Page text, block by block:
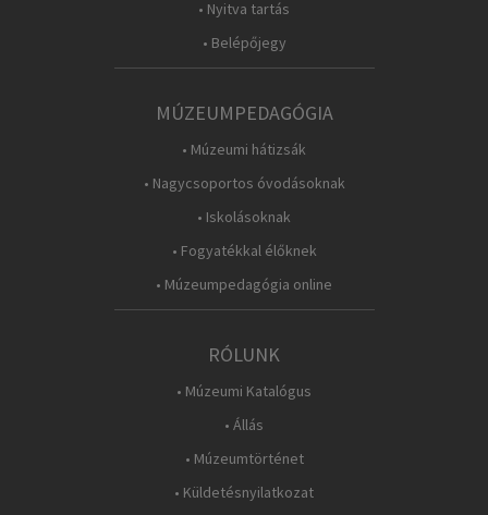
• Nyitva tartás
• Belépőjegy
MÚZEUMPEDAGÓGIA
• Múzeumi hátizsák
• Nagycsoportos óvodásoknak
• Iskolásoknak
• Fogyatékkal élőknek
• Múzeumpedagógia online
RÓLUNK
• Múzeumi Katalógus
• Állás
• Múzeumtörténet
• Küldetésnyilatkozat